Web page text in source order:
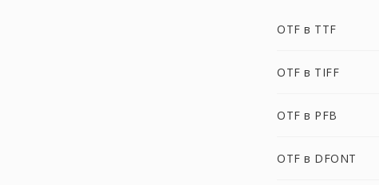
OTF в TTF
OTF в TIFF
OTF в PFB
OTF в DFONT